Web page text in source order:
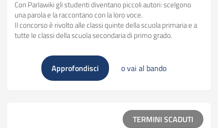
Con Parlawiki gli studenti diventano piccoli autori: scelgono
una parola e la raccontano con la loro voce.
Il concorso è rivolto alle classi quinte della scuola primaria e a
tutte le classi della scuola secondaria di primo grado.
Approfondisci ParlaWikio vai al bandoParlaWiki
TERMINI SCADUTI